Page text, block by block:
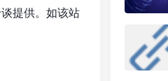
提供。如该站